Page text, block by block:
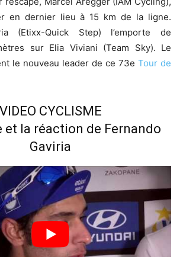
en dernier lieu à 15 km de la ligne.
(Etixx-Quick Step) l’emporte de
sur Elia Viviani (Team Sky). Le
le nouveau leader de ce 73e Tour de
VIDEO CYCLISME
et la réaction de Fernando
Gaviria